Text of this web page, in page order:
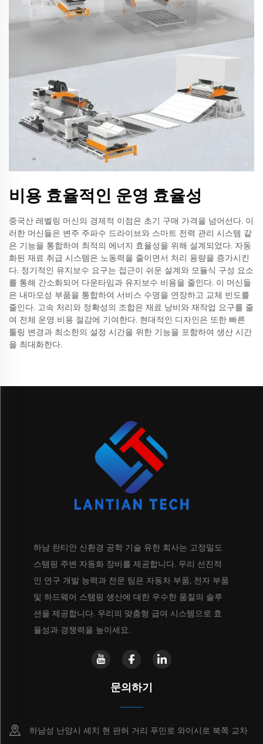
비용 효율적인 운영 효율성
중국산 레벨링 머신의 경제적 이점은 초기 구매 가격을 넘어선다. 이
러한 머신들은 변주 주파수 드라이브와 스마트 전력 관리 시스템 같
은 기능을 통합하여 최적의 에너지 효율성을 위해 설계되었다. 자동
화된 재료 취급 시스템은 노동력을 줄이면서 처리 용량을 증가시킨
다. 정기적인 유지보수 요구는 접근이 쉬운 설계와 모듈식 구성 요소
를 통해 간소화되어 다운타임과 유지보수 비용을 줄인다. 이 머신들
은 내마모성 부품을 통합하여 서비스 수명을 연장하고 교체 빈도를
줄인다. 고속 처리와 정확성의 조합은 재료 낭비와 재작업 요구를 줄
여 전체 운영 비용 절감에 기여한다. 현대적인 디자인은 또한 빠른
툴링 변경과 최소한의 설정 시간을 위한 기능을 포함하여 생산 시간
을 최대화한다.
하남 란티안 신환경 공학 기술 유한 회사는 고정밀도
스탬핑 주변 자동화 장비를 제공합니다. 우리 선진적
인 연구 개발 능력과 전문 팀은 자동차 부품, 전자 부품
및 하드웨어 스탬핑 생산에 대한 우수한 품질의 솔루
션을 제공합니다. 우리의 맞춤형 급여 시스템으로 효
율성과 경쟁력을 높이세요.
문의하기
하남성 난양시 셰치 현 판허 거리 푸민로 와이시로 북쪽 교차